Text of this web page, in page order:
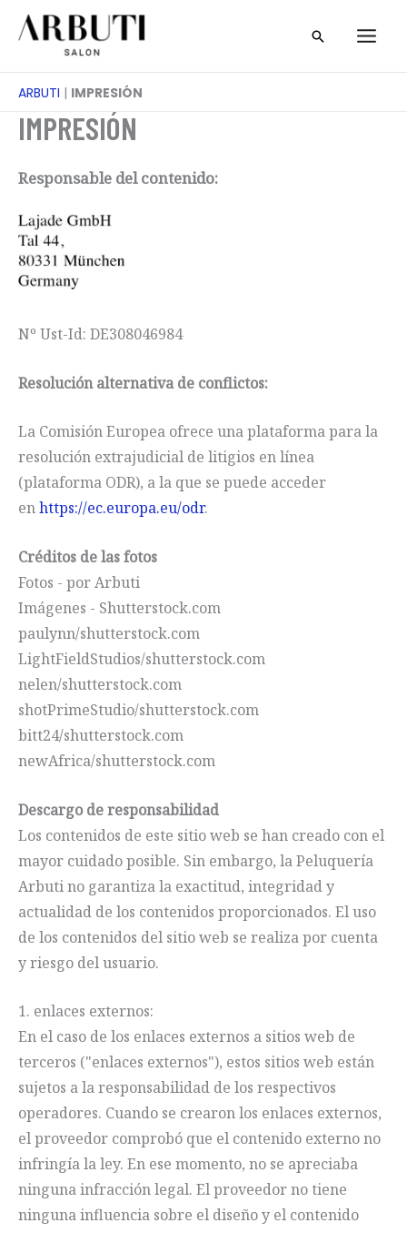
contenido
Buscar
ARBUTI | IMPRESIÓN
IMPRESIÓN
Responsable del contenido:
Nº Ust-Id: DE308046984
Resolución alternativa de conflictos:
La Comisión Europea ofrece una plataforma para la
resolución extrajudicial de litigios en línea
(plataforma ODR), a la que se puede acceder
enhttps://ec.europa.eu/odr.
Créditos de las fotos
Fotos - por Arbuti
Imágenes - Shutterstock.com
paulynn/shutterstock.com
LightFieldStudios/shutterstock.com
nelen/shutterstock.com
shotPrimeStudio/shutterstock.com
bitt24/shutterstock.com
newAfrica/shutterstock.com
Descargo de responsabilidad
Los contenidos de este sitio web se han creado con el
mayor cuidado posible. Sin embargo, la Peluquería
Arbuti no garantiza la exactitud, integridad y
actualidad de los contenidos proporcionados. El uso
de los contenidos del sitio web se realiza por cuenta
y riesgo del usuario.
1. enlaces externos:
En el caso de los enlaces externos a sitios web de
terceros ("enlaces externos"), estos sitios web están
sujetos a la responsabilidad de los respectivos
operadores. Cuando se crearon los enlaces externos,
el proveedor comprobó que el contenido externo no
infringía la ley. En ese momento, no se apreciaba
ninguna infracción legal. El proveedor no tiene
ninguna influencia sobre el diseño y el contenido